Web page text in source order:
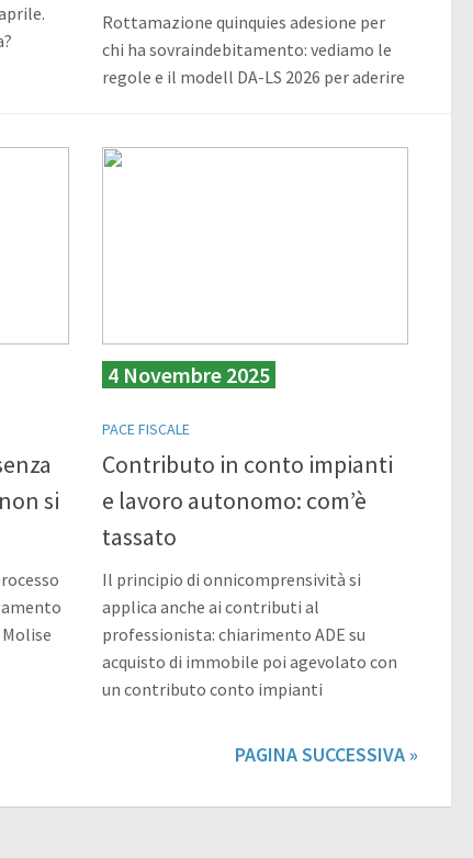
Rottamazione quinquies adesione per
chi ha sovraindebitamento: vediamo le
regole e il modell DA-LS 2026 per aderire
si
4 Novembre 2025
PACE FISCALE
Contributo in conto impianti
e lavoro autonomo: com’è
tassato
Il principio di onnicomprensività si
applica anche ai contributi al
professionista: chiarimento ADE su
acquisto di immobile poi agevolato con
un contributo conto impianti
PAGINA SUCCESSIVA »